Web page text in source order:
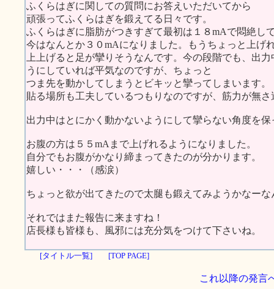
ふくらはぎに関しての質問にお答えいただいてから
頑張ってふくらはぎを鍛えてる日々です。
ふくらはぎに脂肪がつきすぎて最初は１８mAで悶絶し
今はなんとか３０mAになりました。もうちょっと上げ
上上げると足が攣りそうなんです。今の段階でも、出
うにしていれば平気なのですが、ちょっと
つま先を動かしてしまうとビキッと攣ってしまいます。
貼る場所も工夫しているつもりなのですが、筋力が無
出力中はとにかく動かないようにして攣らない角度を
お腹の方は５５mAまで上げれるようになりました。
自分でもお腹がかなり締まってきたのが分かります。
嬉しい・・・（感涙）
ちょっと欲が出てきたので太腿も鍛えてみようかなー
それではまた報告に来ますね！
店長様も皆様も、風邪には充分気をつけて下さいね。
[タイトル一覧] [TOP PAGE]
これ以降の発言